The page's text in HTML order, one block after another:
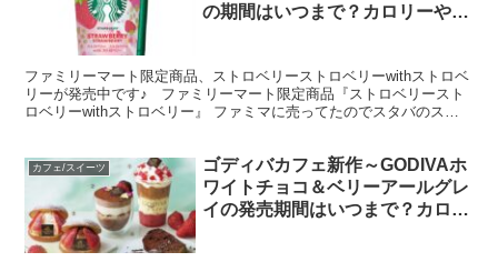
の期間はいつまで？カロリーや糖
ファミリーマート限定商品、ストロベリーストロベリーwithストロベ
リーが発売中です♪ ファミリーマート限定商品『ストロベリースト
ロベリーwithストロベリー』 ファミマに売ってたのでスタバのスト
カフェ/スイーツ
ゴディバカフェ新作～GODIVAホ
ワイトチョコ＆ベリーアールグレ
イの発売期間はいつまで？カロリ